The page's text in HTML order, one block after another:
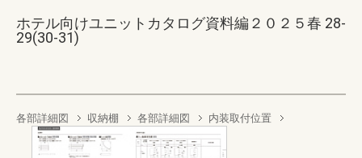
ホテル向けユニットカタログ資料編２０２５春 28-
29(30-31)
各部詳細図 収納棚 各部詳細図 内装取付位置